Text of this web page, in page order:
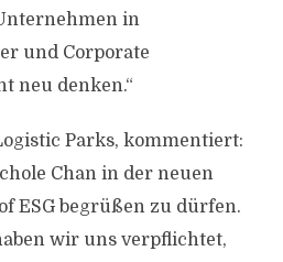
in
und Corporate
neu denken.“
Parks, kommentiert:
Chan in der neuen
ESG begrüßen zu dürfen.
wir uns verpflichtet,